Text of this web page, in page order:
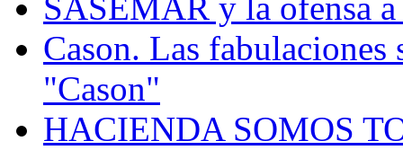
Cason. Las fabulaciones
"Cason"
HACIENDA SOMOS